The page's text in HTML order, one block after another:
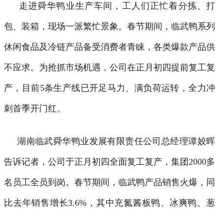
走进舜华鸭业生产车间，工人们正忙着分拣、打
包、装箱，现场一派繁忙景象。春节期间，临武鸭系列
休闲食品及冷链产品备受消费者青睐，各类爆款产品供
不应求。为抢抓市场机遇，公司在正月初四提前复工复
产，目前5条生产线已开足马力、满负荷运转，全力冲
刺首季开门红。
湖南临武舜华鸭业发展有限责任公司总经理谭姣晖
告诉记者，公司于正月初四全面复工复产，集团 2000多
名员工全员到岗。春节期间，临武鸭产品销售火爆，同
比去年销售增长3.6%，其中充氮酱板鸭、冰爽鸭、葱